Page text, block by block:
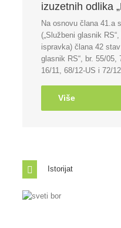
izuzetnih odlika
Na osnovu člana 41.a
(„Službeni glasnik
ispravka) člana 42
glasnik RS“, br. 55/05,
16/11, 68/12-US i 72/
Više
Istorijat